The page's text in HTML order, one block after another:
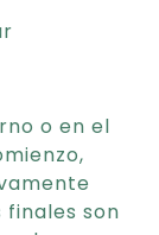
o en el
son